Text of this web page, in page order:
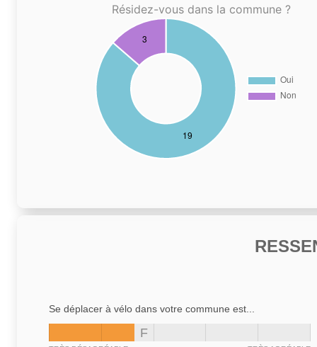
Résidez-vous dans la commune ?
Se déplacer à vélo dans votre commune est...
F